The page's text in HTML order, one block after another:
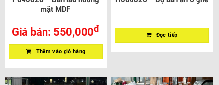
mặt MDF
Giá bán: 550,000đ
Thêm vào giỏ hàng
Đọc tiếp